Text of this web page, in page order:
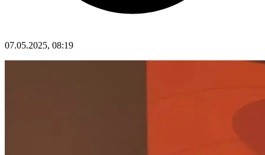
07.05.2025, 08:19